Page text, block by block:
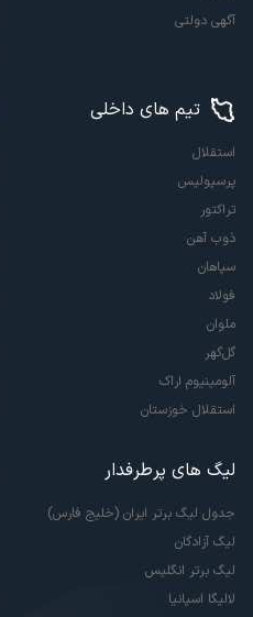
آگهی دولتی
تیم های داخلی
استقلال
پرسپولیس
تراکتور
ذوب آهن
سپاهان
فولاد
ملوان
گل‌گهر
آلومینیوم اراک
استقلال خوزستان
لیگ های پرطرفدار
جدول لیگ برتر ایران (خلیج فارس)
لیگ آزادگان
لیگ برتر انگلیس
لالیگا اسپانیا